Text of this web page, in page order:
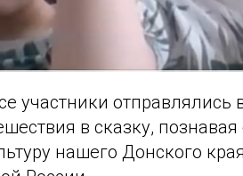
участники отправлялись
в сказку,
нашего Донского